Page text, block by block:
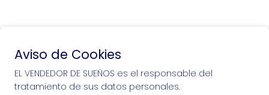
Si puedes soñarlo, puedes hacerlo, ¡mucha
suerte!
Aviso de Cookies
EL VENDEDOR DE SUEÑOS es el responsable del
tratamiento de sus datos personales.